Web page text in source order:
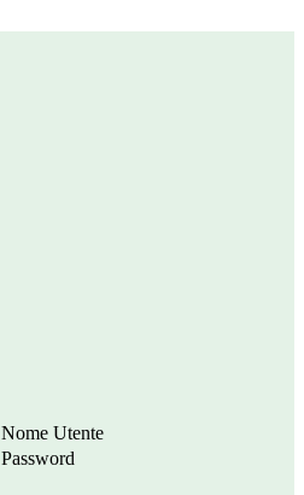
Nome Utente
Password